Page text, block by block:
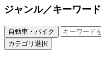
ジャンル／キーワード
自動車・バイク
カテゴリ選択